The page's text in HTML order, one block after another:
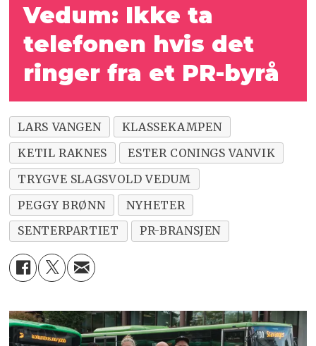
Vedum: Ikke ta
telefonen hvis det
ringer fra et PR-byrå
LARS VANGEN
KLASSEKAMPEN
KETIL RAKNES
ESTER CONINGS VANVIK
TRYGVE SLAGSVOLD VEDUM
PEGGY BRØNN
NYHETER
SENTERPARTIET
PR-BRANSJEN